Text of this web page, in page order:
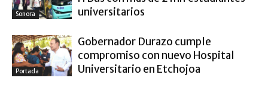
Sonora
universitarios
Portada
Gobernador Durazo cumple
compromiso con nuevo Hospital
Universitario en Etchojoa